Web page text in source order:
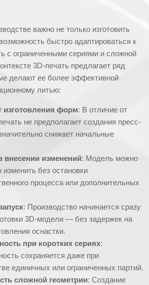
важно не только изготовить
быстро адаптироваться к
с ограниченными сериями и сложной
3D-печать предлагает ряд
делают ее более эффективной
литью:
изготовления форм: В отличие от
не предполагает создания пресс-
снижает начальные
внесении изменений: Модель можно
изменить без остановки
процесса или дополнительных
: Производство начинается сразу
3D-модели — без задержек на
оснастки.
при коротких сериях:
сохраняется даже при
единичных или ограниченных партий.
сложной геометрии: Создание